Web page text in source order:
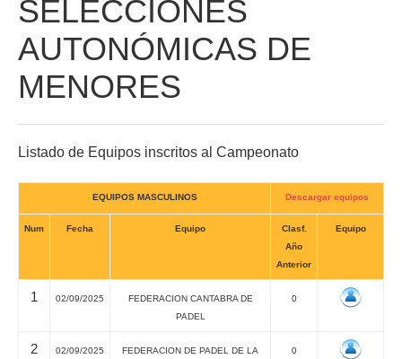
SELECCIONES
AUTONÓMICAS DE
MENORES
Listado de Equipos inscritos al Campeonato
EQUIPOS MASCULINOS Descargar equipos
Num Fecha Equipo
Clasf.
Año
Anterior
Equipo
1 02/09/2025
FEDERACION CANTABRA DE
PADEL
0
2 02/09/2025
FEDERACION DE PADEL DE LA
0